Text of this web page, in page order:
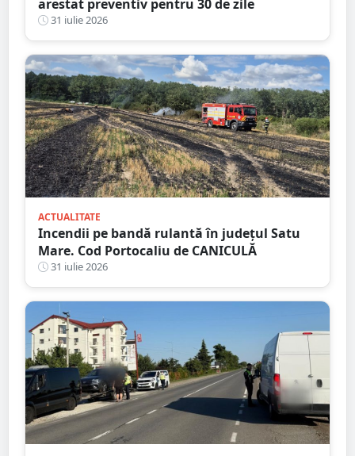
arestat preventiv pentru 30 de zile
31 iulie 2026
ACTUALITATE
Incendii pe bandă rulantă în județul Satu
Mare. Cod Portocaliu de CANICULĂ
31 iulie 2026